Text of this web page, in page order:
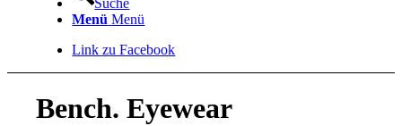
Suche
Menü Menü
Link zu Facebook
Bench. Eyewear